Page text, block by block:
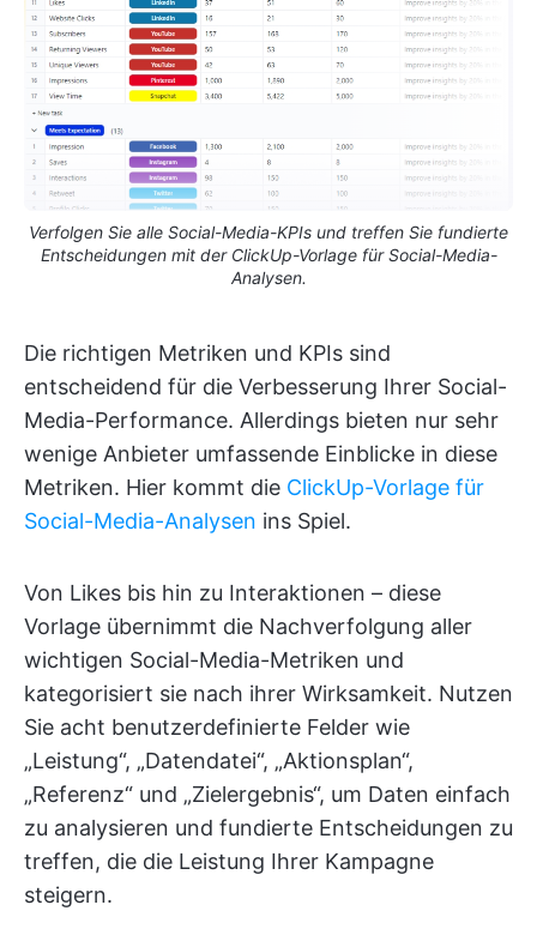
Verfolgen Sie alle Social-Media-KPIs und treffen Sie fundierte
Entscheidungen mit der ClickUp-Vorlage für Social-Media-
Analysen.
Die richtigen Metriken und KPIs sind
entscheidend für die Verbesserung Ihrer Social-
Media-Performance. Allerdings bieten nur sehr
wenige Anbieter umfassende Einblicke in diese
Metriken. Hier kommt die ClickUp-Vorlage für
Social-Media-Analysen ins Spiel.
Von Likes bis hin zu Interaktionen – diese
Vorlage übernimmt die Nachverfolgung aller
wichtigen Social-Media-Metriken und
kategorisiert sie nach ihrer Wirksamkeit. Nutzen
Sie acht benutzerdefinierte Felder wie
„Leistung“, „Datendatei“, „Aktionsplan“,
„Referenz“ und „Zielergebnis“, um Daten einfach
zu analysieren und fundierte Entscheidungen zu
treffen, die die Leistung Ihrer Kampagne
steigern.